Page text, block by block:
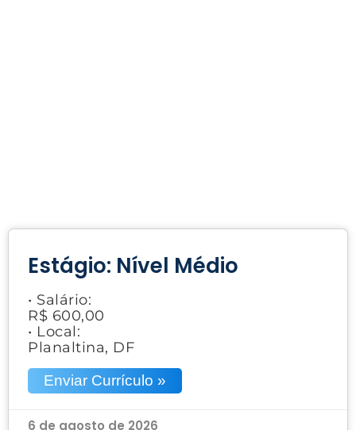
Estágio: Nível Médio
• Salário:
R$ 600,00
• Local:
Planaltina, DF
Enviar Currículo »
6 de agosto de 2026